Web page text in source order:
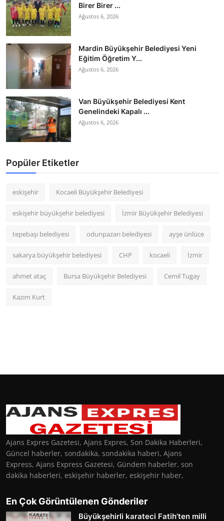
Birer Birer ...
Ağustos 6, 2026
Mardin Büyükşehir Belediyesi Yeni
Eğitim Öğretim Y...
Ağustos 6, 2026
Van Büyükşehir Belediyesi Kent
Genelindeki Kapalı ...
Ağustos 6, 2026
Popüler Etiketler
eskişehir Kocaeli Büyükşehir Belediyesi
eskişehir büyükşehir belediyesi İzmir Büyükşehir Belediyesi
tepebaşı belediyesi odunpazarı belediyesi ayşe ünlüce
sakarya büyükşehir belediyesi CHP kocaeli İzmir
ahmet ataç Bursa Büyükşehir Belediyesi Cemil Tugay
Kazım Kurt
Ajans Expres Gazetesi, Ajans Expres, Son Dakika Haberleri,
Güncel haberler, sondakika, sondakika haberi, Ajans
Express, Ajans Express Gazetesi, Gündem haberler, son
dakika haberleri, eskişehir haberler, eskişehir haber,
En Çok Görüntülenen Gönderiler
Büyükşehirli karateci Fatih’ten milli